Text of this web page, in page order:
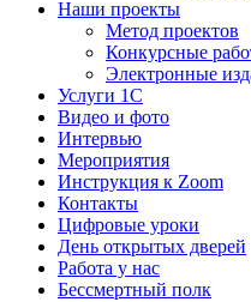
Наши проекты
Метод проектов
Конкурсные
Электронные
Услуги 1C
Видео и фото
Интервью
Мероприятия
Инструкция к Zoom
Контакты
Цифровые уроки
День открытых дверей
Работа у нас
Бессмертный полк